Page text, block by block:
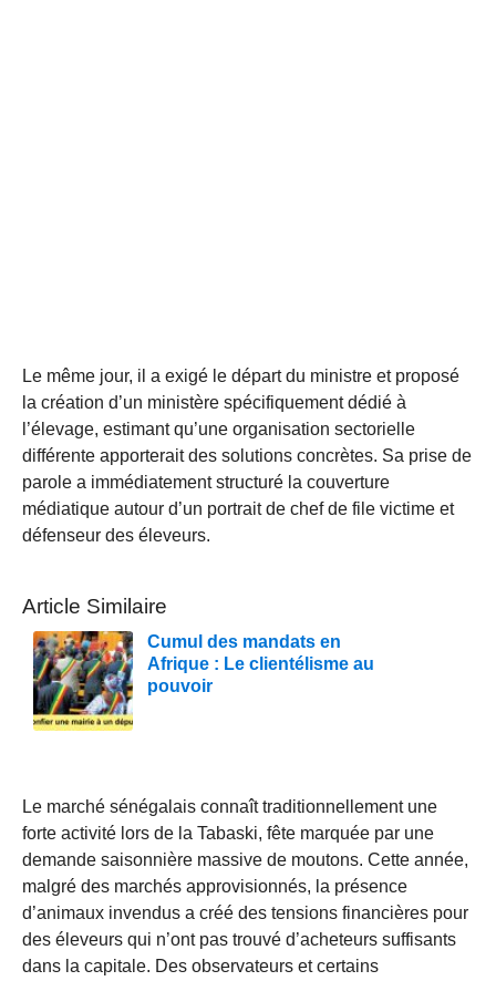
Le même jour, il a exigé le départ du ministre et proposé
la création d’un ministère spécifiquement dédié à
l’élevage, estimant qu’une organisation sectorielle
différente apporterait des solutions concrètes. Sa prise de
parole a immédiatement structuré la couverture
médiatique autour d’un portrait de chef de file victime et
défenseur des éleveurs.
Article Similaire
Cumul des mandats en
Afrique : Le clientélisme au
pouvoir
Le marché sénégalais connaît traditionnellement une
forte activité lors de la Tabaski, fête marquée par une
demande saisonnière massive de moutons. Cette année,
malgré des marchés approvisionnés, la présence
d’animaux invendus a créé des tensions financières pour
des éleveurs qui n’ont pas trouvé d’acheteurs suffisants
dans la capitale. Des observateurs et certains